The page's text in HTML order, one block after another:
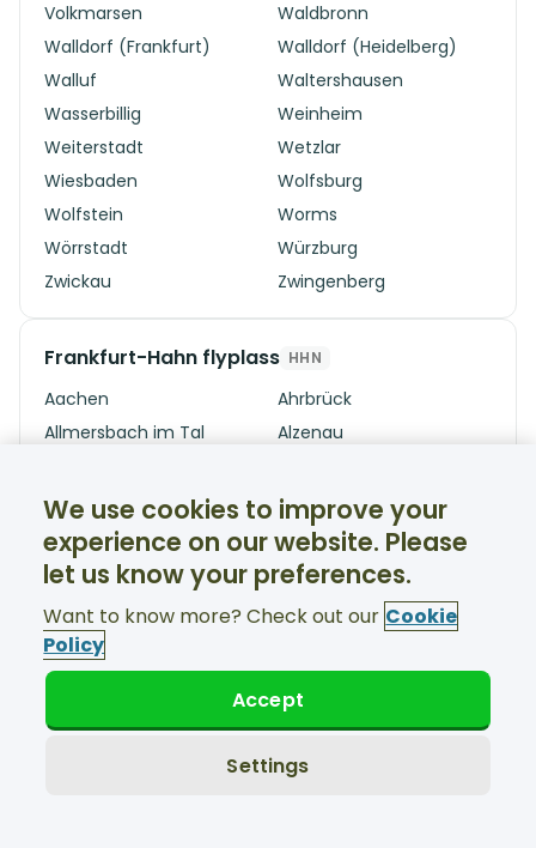
Volkmarsen
Waldbronn
Walldorf (Frankfurt)
Walldorf (Heidelberg)
Walluf
Waltershausen
Wasserbillig
Weinheim
Weiterstadt
Wetzlar
Wiesbaden
Wolfsburg
Wolfstein
Worms
Wörrstadt
Würzburg
Zwickau
Zwingenberg
Frankfurt-Hahn flyplass HHN
Aachen
Ahrbrück
Allmersbach im Tal
Alzenau
Bad Camberg
Bad Ems
Bad Hersfeld
Bad Homburg
Bad Kreuznach
Bad Nauheim
Baden Baden
Bamberg
Bensheim
Bernkastel-Kues
Bingen Am Rhein
Bitburg
Bochum
Braunschweig
We use cookies to improve your
experience on our website. Please
let us know your preferences.
Want to know more? Check out our Cookie
Policy
Settings
Accept